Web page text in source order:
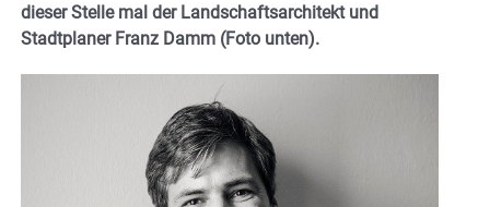
dieser Stelle mal der Landschaftsarchitekt und
Stadtplaner Franz Damm (Foto unten).